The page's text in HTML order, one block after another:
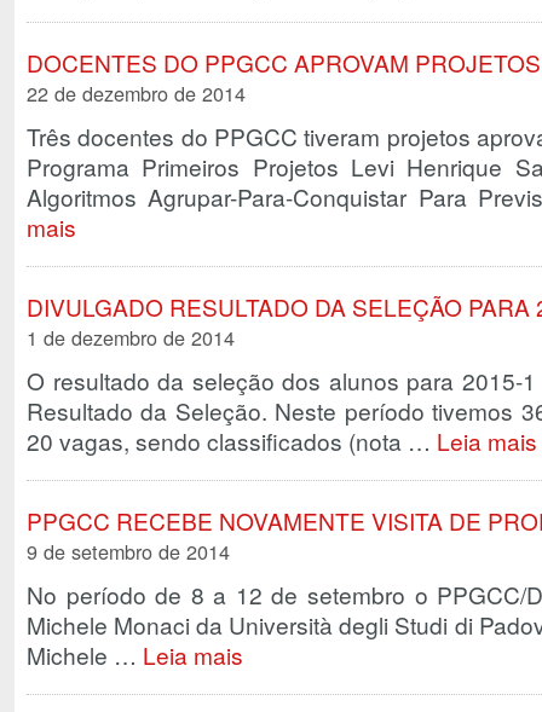
DOCENTES DO PPGCC APROVAM
22 de dezembro de 2014
Três docentes do PPGCC tiveram projetos
Programa Primeiros Projetos Levi Henrique
Algoritmos Agrupar-Para-Conquistar Para
mais
DIVULGADO RESULTADO DA SELEÇÃO PARA
1 de dezembro de 2014
O resultado da seleção dos alunos para 2015-
Resultado da Seleção. Neste período tivemos
20 vagas, sendo classificados (nota … Leia mais
PPGCC RECEBE NOVAMENTE VISITA DE
9 de setembro de 2014
No período de 8 a 12 de setembro o PPGCC/
Michele Monaci da Università degli Studi di
Michele … Leia mais